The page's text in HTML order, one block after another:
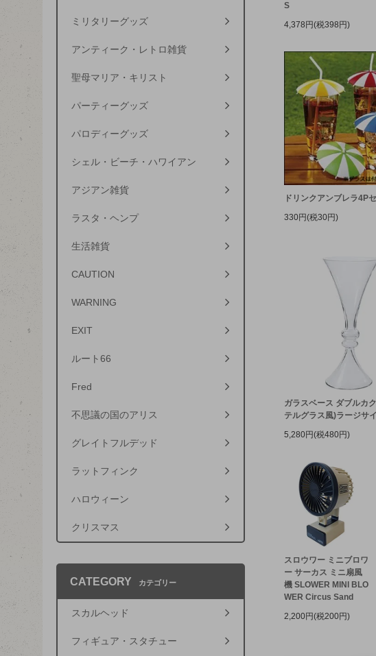
S
4,378円(税398円)
ドリンクアンブレラ4P
330円(税30円)
ガラスベース ダブルカ
テルグラス風)ラージサ
5,280円(税480円)
スロウワー ミニブロワ
ー サーカス ミニ扇風
機 SLOWER MINI BLO
WER Circus Sand
2,200円(税200円)
ミリタリーグッズ
アンティーク・レトロ雑貨
聖母マリア・キリスト
パーティーグッズ
パロディーグッズ
シェル・ビーチ・ハワイアン
アジアン雑貨
ラスタ・ヘンプ
生活雑貨
CAUTION
WARNING
EXIT
ルート66
Fred
不思議の国のアリス
グレイトフルデッド
ラットフィンク
ハロウィーン
クリスマス
CATEGORY カテゴリー
スカルヘッド
フィギュア・スタチュー